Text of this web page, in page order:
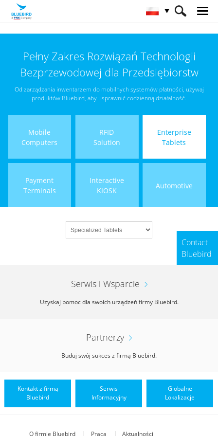
Specialized Tablets
Pełny Zakres Rozwiązań Technologii
Bezprzewodowej dla Przedsiębiorstw
Od zarządzania inwentarzem do mobilnych systemów płatności, używaj
produktów Bluebird, aby usprawnić codzienną działalność.
Mobile
Computers
RFID
Solution
Enterprise
Tablets
Payment
Terminals
Interactive
KIOSK
Automotive
Contact
Bluebird
Serwis i Wsparcie
Uzyskaj pomoc dla swoich urządzeń firmy Bluebird.
Partnerzy
Buduj swój sukces z firmą Bluebird.
Kontakt z firmą
Bluebird
Serwis
Informacyjny
Globalne
Lokalizacje
O firmie Bluebird Praca Aktualności